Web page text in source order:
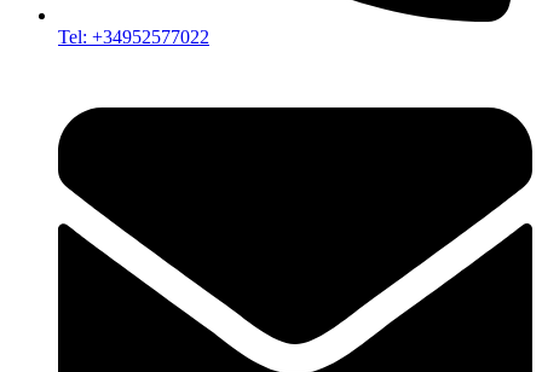
Tel: +34952577022